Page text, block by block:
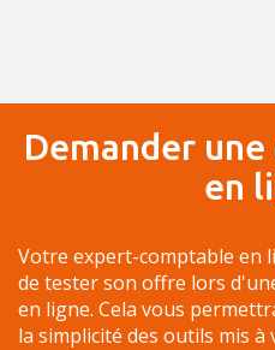
Demander
en
Votre expert-comptable en
de tester son offre lors
en ligne. Cela vous
la simplicité des outils mis